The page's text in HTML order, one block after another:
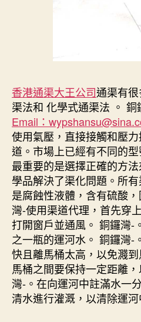
香港通渠大王公司通渠有
渠法和 化學式通渠法 。 銅
Email：
使用氣壓，直接接觸和壓
道。市場上已經有不同的
最重要的是選擇正確的方
學品解決了渠化問題。所
是腐蝕性液體，含有硫酸
灣-使用渠道代理，首先穿
打開窗戶並通風。 銅鑼灣-
之一瓶的運河水。 銅鑼灣-
快且離馬桶太高，以免濺
馬桶之間要保持一定距離
灣-。在向運河中註滿水一
清水進行灌溉，以清除運